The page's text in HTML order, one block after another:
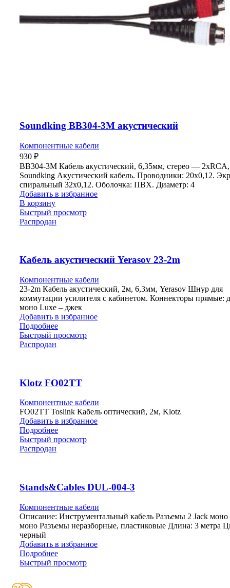
Soundking BB304-3M акустический
Компонентные кабели
930 ₽
BB304-3M Кабель акустический, 6,35мм, стерео —
Soundking Акустический кабель. Проводники: 20х0,12.
спиральный 32х0,12. Оболочка: ПВХ. Диаметр: 4
Добавить в избранное
В корзину
Быстрый просмотр
Распродан
Кабель акустический Yerasov 23-2m
Компонентные кабели
23-2m Кабель акустический, 2м, 6,3мм, Yerasov Шнур для
коммутации усилителя с кабинетом. Коннекторы прямые:
моно Luxe – джек
Добавить в избранное
Подробнее
Быстрый просмотр
Распродан
Klotz FO02TT
Компонентные кабели
FO02TT Toslink Кабель оптический, 2м, Klotz
Добавить в избранное
Подробнее
Быстрый просмотр
Распродан
Stands&Cables DUL-004-3
Компонентные кабели
Описание: Инструментальный кабель Разъемы 2 Jack моно
моно Разъемы неразборные, пластиковые Длина: 3 метра
черный
Добавить в избранное
Подробнее
Быстрый просмотр